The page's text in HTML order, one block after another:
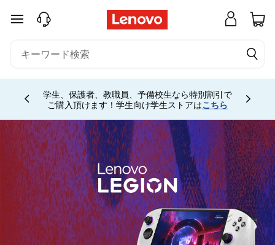
メインコンテンツにスキップする
学生、保護者、教職員、予備校生なら特別割引で
ご購入頂けます！学生向け学生ストアはこちら